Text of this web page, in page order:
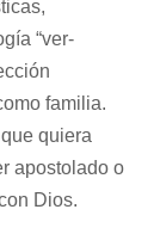
“ver-
familia.
quiera
apostolado o
Dios.